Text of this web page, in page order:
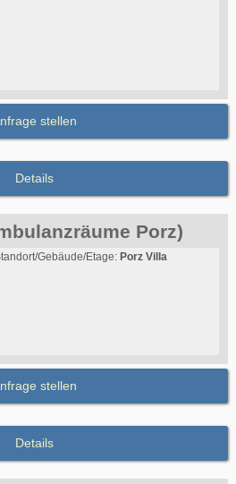
stellen
Details
Porz)
Gebäude/Etage: Porz Villa
stellen
Details